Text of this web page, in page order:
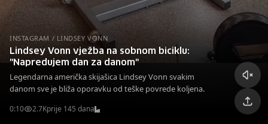
INSTAGRAM / LINDSEY VONN
Lindsey Vonn vježba na sobnom biciklu:
"Napredujem dan za danom"
Legendarna američka skijašica Lindsey Vonn svakim
danom sve je bliža oporavku od teške povrede koljena.
0:10 2.7Kprije 145 dana